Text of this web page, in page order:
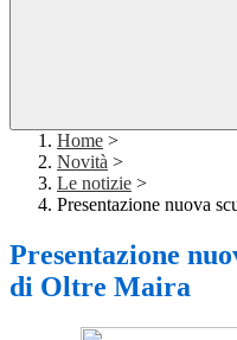
Home >
Novità >
Le notizie >
Presentazione nuova
Presentazione
di Oltre Maira